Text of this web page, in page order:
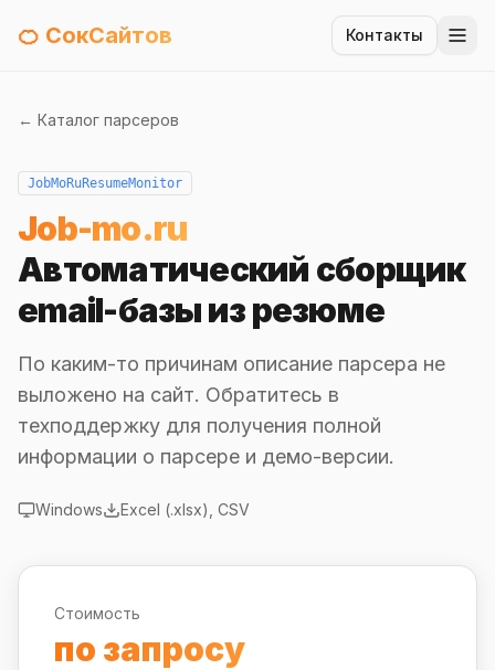
🍊 СокСайтов Контакты
← Каталог парсеров
JobMoRuResumeMonitor
Job-mo.ru
Автоматический сборщик
email-базы из резюме
По каким-то причинам описание парсера не
выложено на сайт. Обратитесь в
техподдержку для получения полной
информации о парсере и демо-версии.
Windows Excel (.xlsx), CSV
Стоимость
по запросу